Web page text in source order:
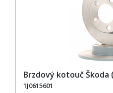
Brzdový kotouč Škoda
1J0615601